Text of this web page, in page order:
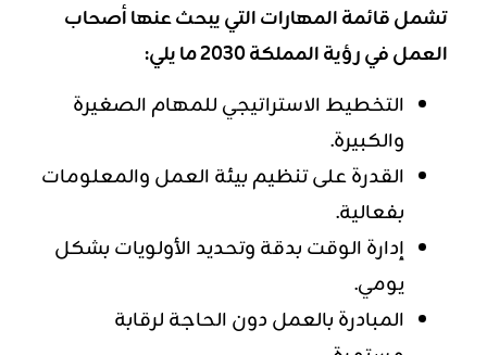
تشمل قائمة المهارات التي يبحث عنها أصحاب
العمل في رؤية المملكة 2030 ما يلي:
التخطيط الاستراتيجيللمهام الصغيرة
والكبيرة.
القدرة على تنظيم بيئة العمل والمعلومات
بفعالية.
إدارة الوقت بدقة وتحديد الأولويات بشكل
يومي.
المبادرة بالعمل دون الحاجة لرقابة